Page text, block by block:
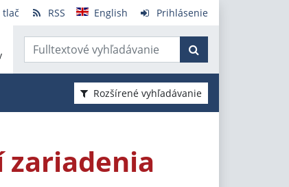
tlač RSS English Prihlásenie
Rozšírené vyhľadávanie